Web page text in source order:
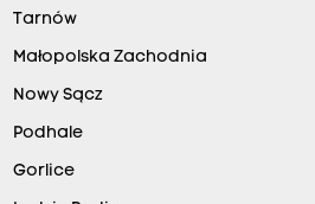
Tarnów
Małopolska Zachodnia
Nowy Sącz
Podhale
Gorlice